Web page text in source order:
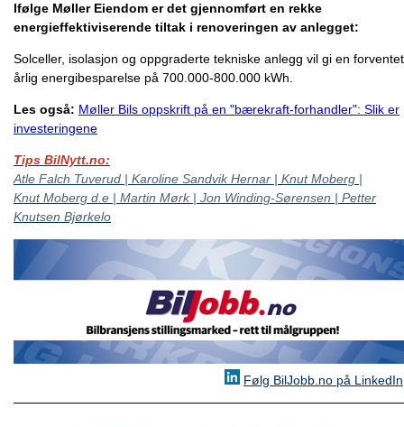
Ifølge Møller Eiendom er det gjennomført en rekke
energieffektiviserende tiltak i renoveringen av anlegget:
Solceller, isolasjon og oppgraderte tekniske anlegg vil gi en forventet
årlig energibesparelse på 700.000-800.000 kWh.
Les også: Møller Bils oppskrift på en "bærekraft-forhandler": Slik er
investeringene
Tips BilNytt.no:
Atle Falch Tuverud | Karoline Sandvik Hernar | Knut Moberg |
Knut Moberg d.e | Martin Mørk | Jon Winding-Sørensen | Petter
Knutsen Bjørkelo
Følg BilJobb.no på LinkedIn